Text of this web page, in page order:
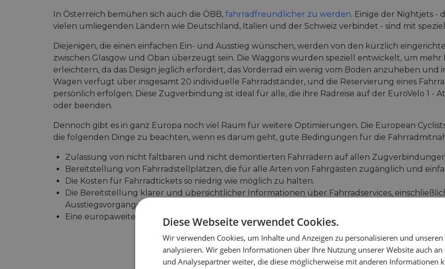
In Österreich bemühen sich auch die ÖBB, fahrradfreundlicher zu werden. Einige der Nightjets -
vielen umliegenden Ländern wie Deutschland, Italien und der Schweiz verbindet - sind mit
Diejenigen, die einen einfachen Ein- und Ausstieg wünschen, werden von den kürzlich
zwischen Glasgow und Oban überzeugt sein. Die Waggons wurden speziell entwickelt, um
erleichtern, da das Design jeglich erfordert, das Vorderrad ein wenig vom Boden anzuheben und
Wagen verfügt über insgesamt 20 individuelle Fahrradständer, und die Reservierung eines
persönlich erfolgen. Diese Zugverbindung ist ideal für alle, die ihre Radreise auf der EuroVelo 1 -
oder beenden.
Dennoch gibt es in ganz Europa noch viel Raum für weitere Optimierungen. Die European
die folgenden Dinge zu beachten, wenn es darum geht, gute Bedingungen für die
Zulassung von nicht faltbaren und nicht demontierten Fahrrädern auf allen
Bereitstellung von Fahrradstellplätzen, die für alle Arten von Fahrgästen zugänglich und
Die Kosten für Fahrradtickets so niedrig wie möglich zu halten.
Die Bereitstellung klarer und übersichtlicher Informationen über Fahrradservices,
Ausstiegsvorgänge.
Eine europaweite Fahrplanauskunft und die Koordination der Fahrradbeförderungsregeln.
Diese Webseite verwendet Cookies.
Wir verwenden Cookies, um Inhalte und Anzeigen zu personalisieren und
analysieren. Wir geben Informationen über Ihre Nutzung unserer Website auch an
und Analysepartner weiter, die diese möglicherweise mit anderen Informationen